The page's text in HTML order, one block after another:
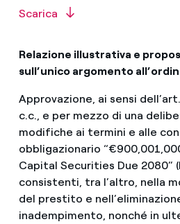
Scarica
Relazione illustrativa e
sull’unico argomento
Approvazione, ai sensi
c.c., e per mezzo di una
modifiche ai termini e alle
obbligazionario
Capital Securities Due 2080”
consistenti, tra l’altro, nella
del prestito e
inadempimento, nonché in